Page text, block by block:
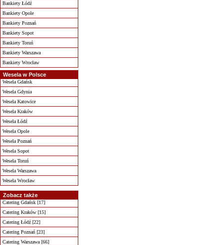
Bankiety Łódź
Bankiety Opole
Bankiety Poznań
Bankiety Sopot
Bankiety Toruń
Bankiety Warszawa
Bankiety Wrocław
Wesela w Polsce
Wesela Gdańsk
Wesela Gdynia
Wesela Katowice
Wesela Kraków
Wesela Łódź
Wesela Opole
Wesela Poznań
Wesela Sopot
Wesela Toruń
Wesela Warszawa
Wesela Wrocław
Zobacz także
Catering Gdańsk [17]
Catering Kraków [15]
Catering Łódź [22]
Catering Poznań [23]
Catering Warszawa [66]